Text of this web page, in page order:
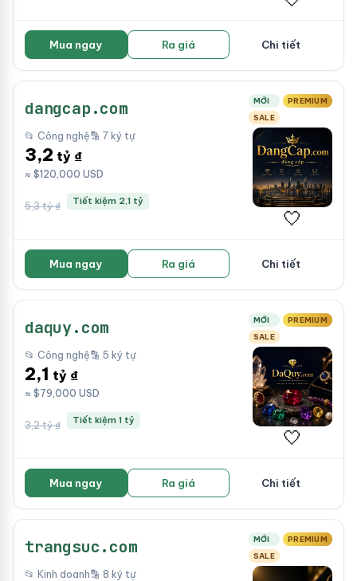
Mua ngay Ra giá Chi tiết
dangcap.com MỚI
PREMIUM
SALE
📂 Công nghệ🔡 7 ký tự
3,2 tỷ ₫
≈ $120,000 USD
5,3 tỷ ₫ Tiết kiệm 2,1 tỷ
🤍
Mua ngay Ra giá Chi tiết
daquy.com MỚI
PREMIUM
SALE
📂 Công nghệ🔡 5 ký tự
2,1 tỷ ₫
≈ $79,000 USD
3,2 tỷ ₫ Tiết kiệm 1 tỷ
🤍
Mua ngay Ra giá Chi tiết
trangsuc.com MỚI
PREMIUM
SALE
📂 Kinh doanh🔡 8 ký tự